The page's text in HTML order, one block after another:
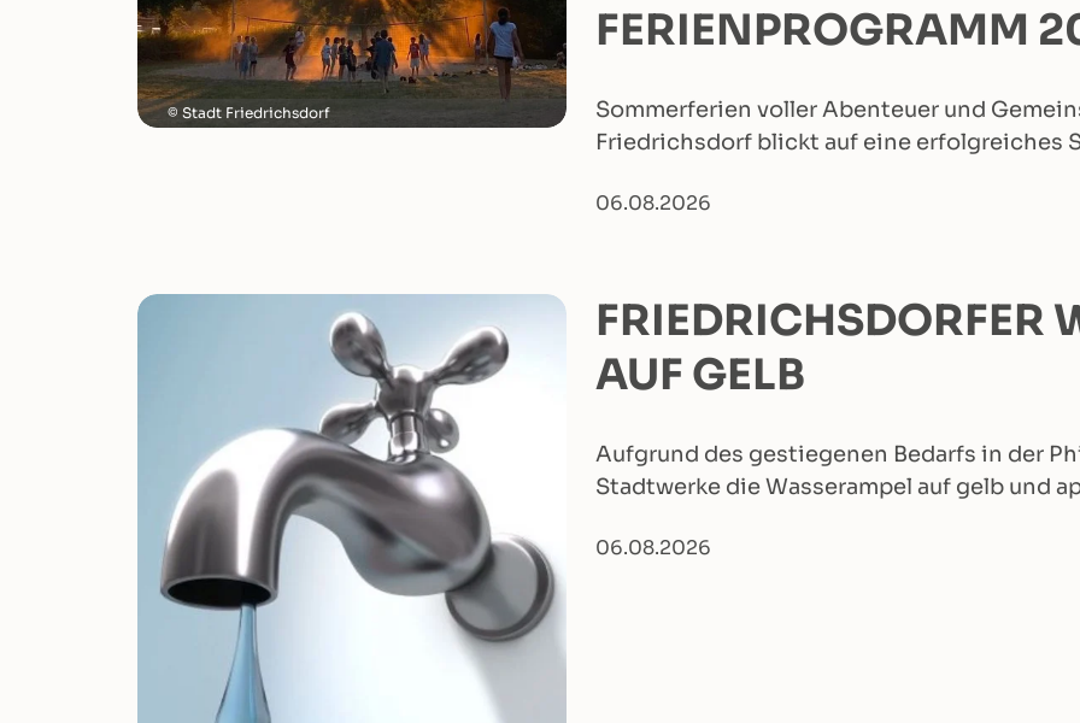
Stadt Friedrichsdorf
FERIENPROGRAMM
Sommerferien voller Abenteuer und
Friedrichsdorf blickt auf eine erfolgreiches
06.08.2026
FRIEDRICHSDORFER
AUF GELB
Aufgrund des gestiegenen Bedarfs in der
Stadtwerke die Wasserampel auf gelb und
06.08.2026